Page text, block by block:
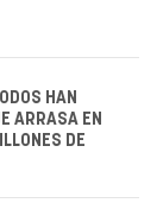
HAN
ARRASA EN
DE